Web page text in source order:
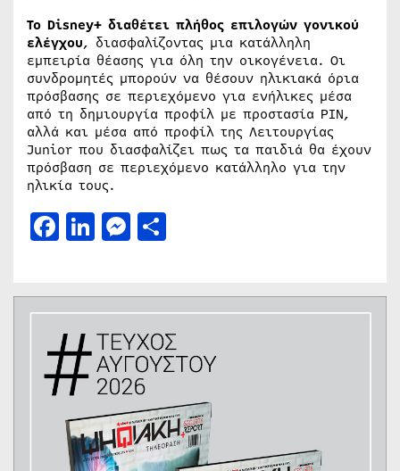
Το Disney+ διαθέτει πλήθος επιλογών γονικού
ελέγχου, διασφαλίζοντας μια κατάλληλη
εμπειρία θέασης για όλη την οικογένεια. Οι
συνδρομητές μπορούν να θέσουν ηλικιακά όρια
πρόσβασης σε περιεχόμενο για ενήλικες μέσα
από τη δημιουργία προφίλ με προστασία PIN,
αλλά και μέσα από προφίλ της Λειτουργίας
Junior που διασφαλίζει πως τα παιδιά θα έχουν
πρόσβαση σε περιεχόμενο κατάλληλο για την
ηλικία τους.
Facebook
LinkedIn
Messenger